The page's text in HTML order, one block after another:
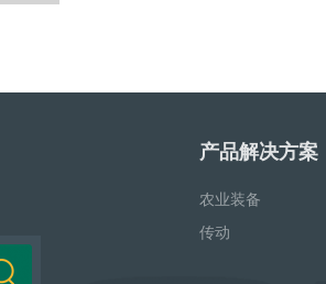
产品解决方案
农业装备
传动